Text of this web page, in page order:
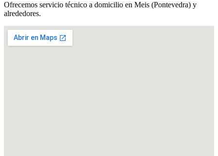
Ofrecemos servicio técnico a domicilio en Meis (Pontevedra) y
alrededores.